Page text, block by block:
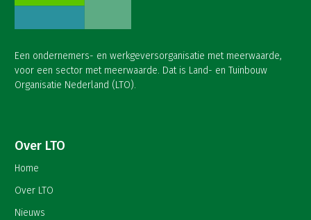
Een ondernemers- en werkgeversorganisatie met meerwaarde,
voor een sector met meerwaarde. Dat is Land- en Tuinbouw
Organisatie Nederland (LTO).
Over LTO
Home
Over LTO
Nieuws